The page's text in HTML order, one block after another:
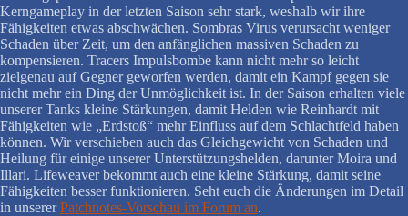
Kerngameplay in der letzten Saison sehr stark, weshalb wir ihre
Fähigkeiten etwas abschwächen. Sombras Virus verursacht weniger
Schaden über Zeit, um den anfänglichen massiven Schaden zu
kompensieren. Tracers Impulsbombe kann nicht mehr so leicht
zielgenau auf Gegner geworfen werden, damit ein Kampf gegen sie
nicht mehr ein Ding der Unmöglichkeit ist. In der Saison erhalten viele
unserer Tanks kleine Stärkungen, damit Helden wie Reinhardt mit
Fähigkeiten wie „Erdstoß“ mehr Einfluss auf dem Schlachtfeld haben
können. Wir verschieben auch das Gleichgewicht von Schaden und
Heilung für einige unserer Unterstützungshelden, darunter Moira und
Illari. Lifeweaver bekommt auch eine kleine Stärkung, damit seine
Fähigkeiten besser funktionieren. Seht euch die Änderungen im Detail
in unsererPatchnotes-Vorschau im Forum an.